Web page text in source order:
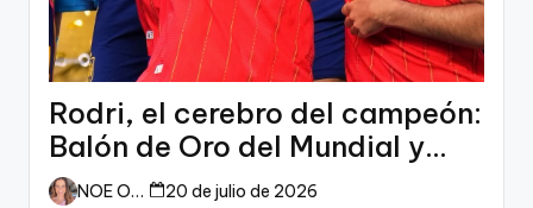
Rodri, el cerebro del campeón:
Balón de Oro del Mundial y
dueño del fútbol
NOE ORTIZ 20 de julio de 2026